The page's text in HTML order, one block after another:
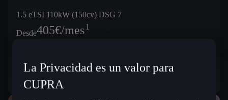
1.5 eTSI 110kW (150cv) DSG 7
Desde405€/mes1
La Privacidad es un valor para
CUPRA